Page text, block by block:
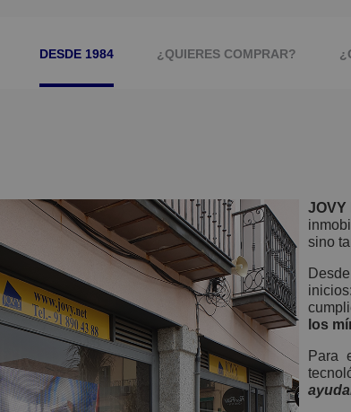
DESDE 1984 ¿QUIERES COMPRAR?
JOVY
sino
los
Para